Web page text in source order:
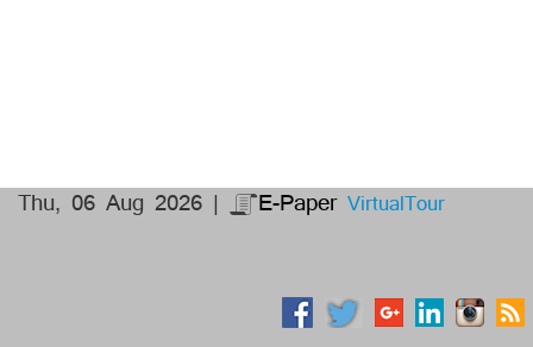
Thu, 06 Aug 2026 | E-Paper VirtualTour